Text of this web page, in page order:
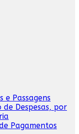
e Passagens
de Despesas, por
Pagamentos